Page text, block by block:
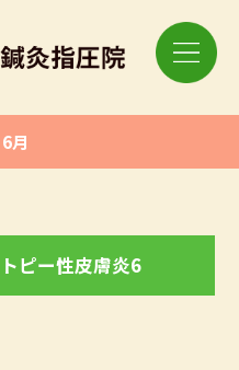
月
ピー性皮膚炎6